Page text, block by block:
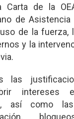
Carta de la
de Asistencia
de la fuerza,
y la
las
intereses
así como